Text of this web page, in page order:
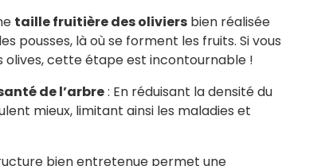
taille fruitière des oliviers bien réalisée
pousses, là où se forment les fruits. Si vous
cette étape est incontournable !
de l’arbre: En réduisant la densité du
mieux, limitant ainsi les maladies et
bien entretenue permet une